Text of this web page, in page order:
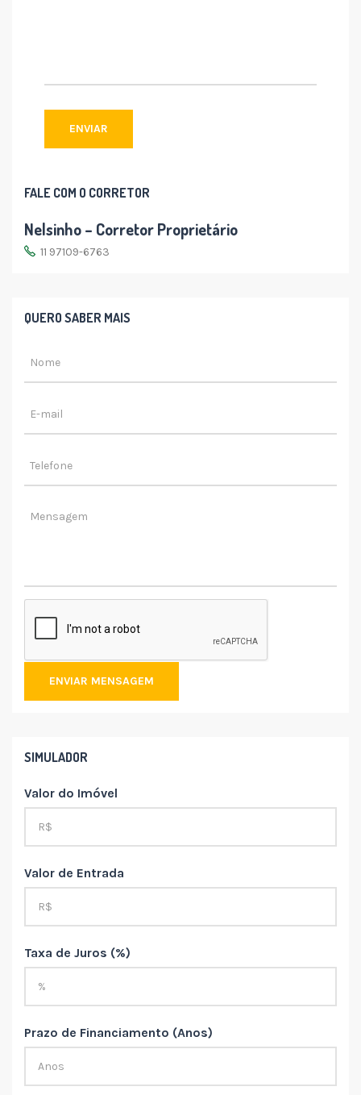
FALE COM O CORRETOR
Nelsinho – Corretor Proprietário
11 97109-6763
QUERO SABER MAIS
ENVIAR MENSAGEM
SIMULADOR
Valor do Imóvel
Valor de Entrada
Taxa de Juros (%)
Prazo de Financiamento (Anos)